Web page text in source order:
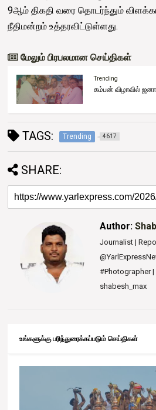
9ஆம் திகதி வரை தொடர்ந்தும்
நீதிமன்றம் உத்தரவிட்டுள்ளது.
மேலும் பிரபலமான செய்திகள்
Trending
கம்பன் விழாவில்
TAGS: Trending 4617
SHARE:
Author:
Journalist |
#Photographer |
shabesh_max
உங்களுக்கு பரிந்துரைக்கப்படும் செய்திகள்